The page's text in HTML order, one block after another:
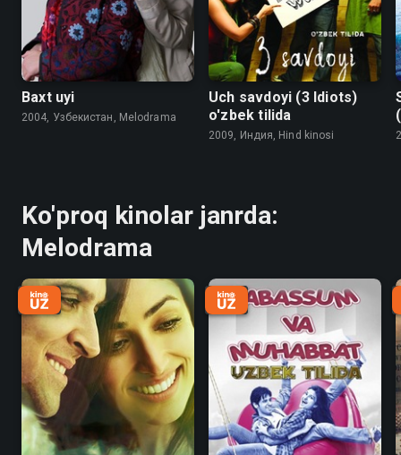
Baxt uyi
2004, Узбекистан, Melodrama
Uch savdoyi (3 Idiots)
o'zbek tilida
2009, Индия, Hind kinosi
Ko'proq kinolar janrda:
Melodrama